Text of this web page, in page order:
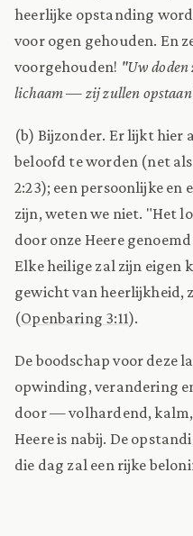
heerlijke opstanding
voor ogen gehouden. En
voorgehouden! "Uw
lichaam — zij zullen
(b) Bijzonder. Er lijkt hier
beloofd te worden (net
2:23); een persoonlijke
zijn, weten we niet. "Het
door onze Heere
Elke heilige zal zijn eigen
gewicht van heerlijkheid,
(Openbaring 3:11).
De boodschap voor deze
opwinding, verandering
door — volhardend, kalm,
Heere is nabij. De
die dag zal een rijke